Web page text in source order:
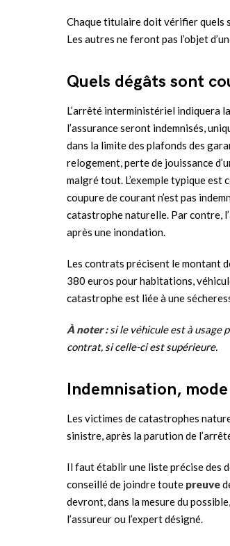
Chaque titulaire doit vérifier quels
Les autres ne feront pas l’objet
Quels dégâts sont
L’arrêté interministériel indiquera
l’assurance seront indemnisés,
dans la limite des plafonds des
relogement, perte de jouissance
malgré tout. L’exemple typique est
coupure de courant n’est pas
catastrophe naturelle. Par contre,
après une inondation.
Les contrats précisent le montant
380 euros pour habitations,
catastrophe est liée à une
À noter :si le véhicule est à usage
contrat, si celle-ci est supérieure.
Indemnisation, mode
Les victimes de catastrophes
sinistre, après la parution de
Il faut établir une liste précise des
conseillé de joindre toute preuve
devront, dans la mesure du
l’assureur ou l’expert désigné.